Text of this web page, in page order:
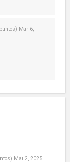
puntos) Mar 6,
Mar 2, 2025